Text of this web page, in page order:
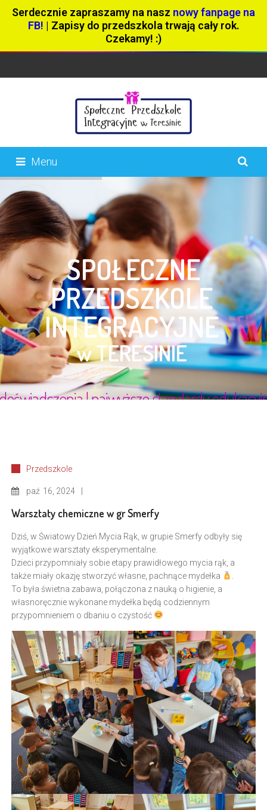
Serdecznie zapraszamy na nasz nowy fanpage na
FB! | Zapisy do przedszkola trwają cały rok.
Czekamy! :)
Menu
Przedszkole
paź 16, 2024
Warsztaty chemiczne w gr Smerfy
Dziś, w Światowy Dzień Mycia Rąk, w grupie Smerfy odbyły się
wyjątkowe warsztaty eksperymentalne.
Dzieci przypomniały sobie etapy prawidłowego mycia rąk, a
także miały okazję stworzyć własne, pachnące mydełka
To była świetna zabawa, połączona z nauką o higienie, a
własnoręcznie wykonane mydełka będą codziennym
przypomnieniem o dbaniu o czystość